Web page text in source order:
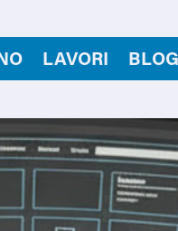
LAVORI BLOG